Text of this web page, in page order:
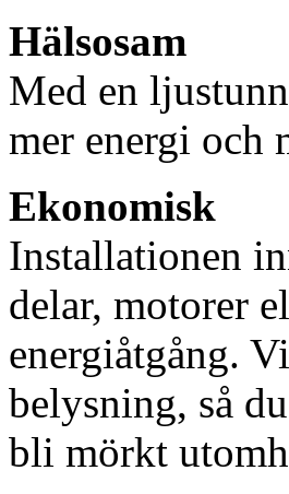
Hälsosam
Med en
mer energi och
Ekonomisk
Installationen
delar, motorer
energiåtgång.
belysning, så
bli mörkt